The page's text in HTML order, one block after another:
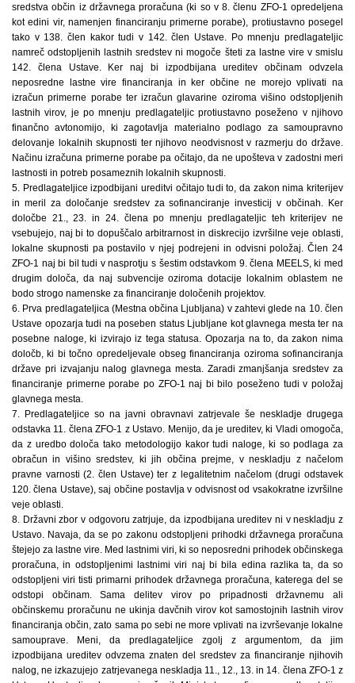
sredstva občin iz državnega proračuna (ki so v 8. členu ZFO-1 opredeljena
kot edini vir, namenjen financiranju primerne porabe), protiustavno posegel
tako v 138. člen kakor tudi v 142. člen Ustave. Po mnenju predlagateljic
namreč odstopljenih lastnih sredstev ni mogoče šteti za lastne vire v smislu
142. člena Ustave. Ker naj bi izpodbijana ureditev občinam odvzela
neposredne lastne vire financiranja in ker občine ne morejo vplivati na
izračun primerne porabe ter izračun glavarine oziroma višino odstopljenih
lastnih virov, je po mnenju predlagateljic protiustavno poseženo v njihovo
finančno avtonomijo, ki zagotavlja materialno podlago za samoupravno
delovanje lokalnih skupnosti ter njihovo neodvisnost v razmerju do države.
Načinu izračuna primerne porabe pa očitajo, da ne upošteva v zadostni meri
lastnosti in potreb posameznih lokalnih skupnosti.
5. Predlagateljice izpodbijani ureditvi očitajo tudi to, da zakon nima kriterijev
in meril za določanje sredstev za sofinanciranje investicij v občinah. Ker
določbe 21., 23. in 24. člena po mnenju predlagateljic teh kriterijev ne
vsebujejo, naj bi to dopuščalo arbitrarnost in diskrecijo izvršilne veje oblasti,
lokalne skupnosti pa postavilo v njej podrejeni in odvisni položaj. Člen 24
ZFO-1 naj bi bil tudi v nasprotju s šestim odstavkom 9. člena MEELS, ki med
drugim določa, da naj subvencije oziroma dotacije lokalnim oblastem ne
bodo strogo namenske za financiranje določenih projektov.
6. Prva predlagateljica (Mestna občina Ljubljana) v zahtevi glede na 10. člen
Ustave opozarja tudi na poseben status Ljubljane kot glavnega mesta ter na
posebne naloge, ki izvirajo iz tega statusa. Opozarja na to, da zakon nima
določb, ki bi točno opredeljevale obseg financiranja oziroma sofinanciranja
države pri izvajanju nalog glavnega mesta. Zaradi zmanjšanja sredstev za
financiranje primerne porabe po ZFO-1 naj bi bilo poseženo tudi v položaj
glavnega mesta.
7. Predlagateljice so na javni obravnavi zatrjevale še neskladje drugega
odstavka 11. člena ZFO-1 z Ustavo. Menijo, da je ureditev, ki Vladi omogoča,
da z uredbo določa tako metodologijo kakor tudi naloge, ki so podlaga za
obračun in višino sredstev, ki jih občina prejme, v neskladju z načelom
pravne varnosti (2. člen Ustave) ter z legalitetnim načelom (drugi odstavek
120. člena Ustave), saj občine postavlja v odvisnost od vsakokratne izvršilne
veje oblasti.
8. Državni zbor v odgovoru zatrjuje, da izpodbijana ureditev ni v neskladju z
Ustavo. Navaja, da se po zakonu odstopljeni prihodki državnega proračuna
štejejo za lastne vire. Med lastnimi viri, ki so neposredni prihodek občinskega
proračuna, in odstopljenimi lastnimi viri naj bi bila edina razlika ta, da so
odstopljeni viri tisti primarni prihodek državnega proračuna, katerega del se
odstopi občinam. Sama delitev virov po pripadnosti državnemu ali
občinskemu proračunu ne ukinja davčnih virov kot samostojnih lastnih virov
financiranja občin, zato sama po sebi ne more vplivati na izvrševanje lokalne
samouprave. Meni, da predlagateljice zgolj z argumentom, da jim
izpodbijana ureditev odvzema znaten del sredstev za financiranje njihovih
nalog, ne izkazujejo zatrjevanega neskladja 11., 12., 13. in 14. člena ZFO-1 z